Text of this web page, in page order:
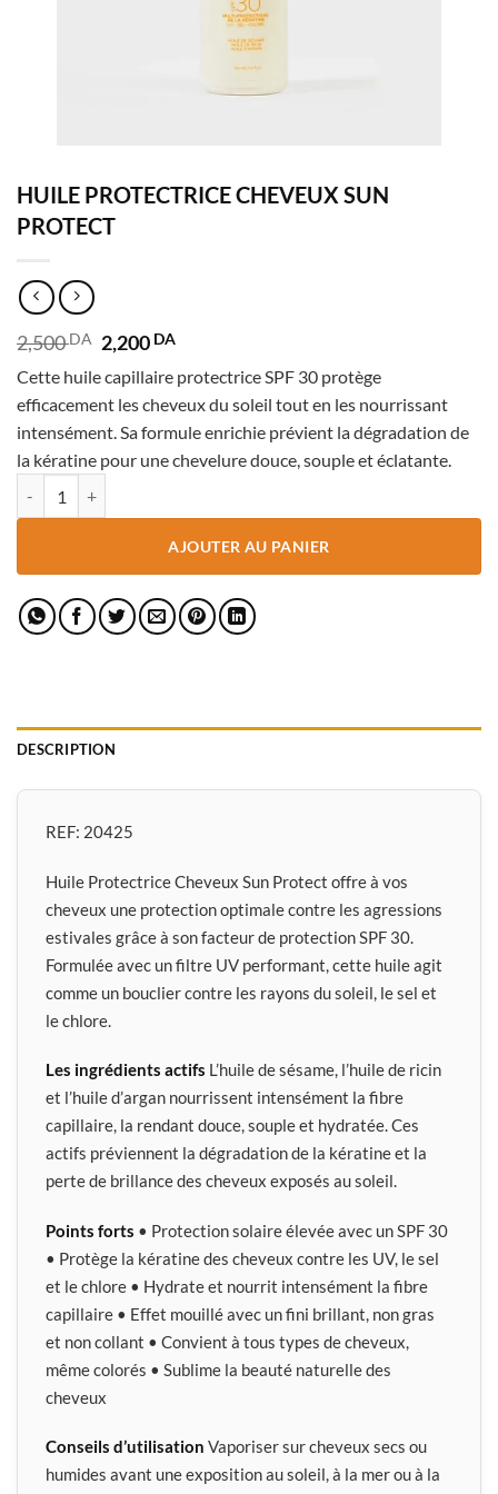
HUILE PROTECTRICE CHEVEUX SUN
PROTECT
2,500DA Le
prix
initial
était :
2,500 DA.
2,200 DALe
actuel
est :
2,200 DA.
Cette huile capillaire protectrice SPF 30 protège
efficacement les cheveux du soleil tout en les nourrissant
intensément. Sa formule enrichie prévient la dégradation de
la kératine pour une chevelure douce, souple et éclatante.
AJOUTER AU PANIER
DESCRIPTION
REF: 20425
Huile Protectrice Cheveux Sun Protect offre à vos
cheveux une protection optimale contre les agressions
estivales grâce à son facteur de protection SPF 30.
Formulée avec un filtre UV performant, cette huile agit
comme un bouclier contre les rayons du soleil, le sel et
le chlore.
Les ingrédients actifs L’huile de sésame, l’huile de ricin
et l’huile d’argan nourrissent intensément la fibre
capillaire, la rendant douce, souple et hydratée. Ces
actifs préviennent la dégradation de la kératine et la
perte de brillance des cheveux exposés au soleil.
Points forts • Protection solaire élevée avec un SPF 30
• Protège la kératine des cheveux contre les UV, le sel
et le chlore • Hydrate et nourrit intensément la fibre
capillaire • Effet mouillé avec un fini brillant, non gras
et non collant • Convient à tous types de cheveux,
même colorés • Sublime la beauté naturelle des
cheveux
Conseils d’utilisation Vaporiser sur cheveux secs ou
humides avant une exposition au soleil, à la mer ou à la